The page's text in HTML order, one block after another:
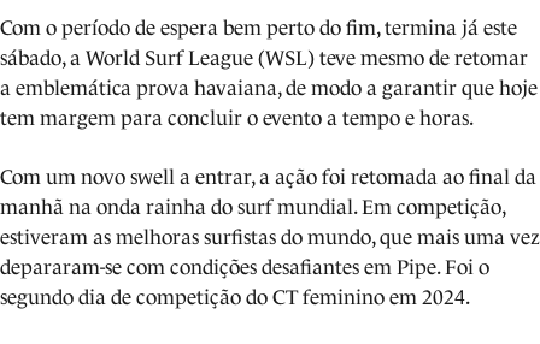
Com o período de espera bem perto do fim, termina já este
sábado, a World Surf League (WSL) teve mesmo de retomar
a emblemática prova havaiana, de modo a garantir que hoje
tem margem para concluir o evento a tempo e horas.
Com um novo swell a entrar, a ação foi retomada ao final da
manhã na onda rainha do surf mundial. Em competição,
estiveram as melhoras surfistas do mundo, que mais uma vez
depararam-se com condições desafiantes em Pipe. Foi o
segundo dia de competição do CT feminino em 2024.